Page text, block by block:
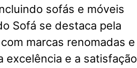
sofás e móveis
Sofá se destaca pela
marcas renomadas e
excelência e a satisfação